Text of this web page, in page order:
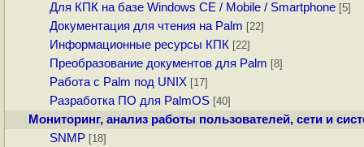
Для КПК на базе Windows CE / Mobile / Smartphone [5]
Документация для чтения на Palm [22]
Информационные ресурсы КПК [22]
Преобразование документов для Palm [8]
Работа с Palm под UNIX [17]
Разработка ПО для PalmOS [40]
Мониторинг, анализ работы пользователей, сети и
SNMP [18]